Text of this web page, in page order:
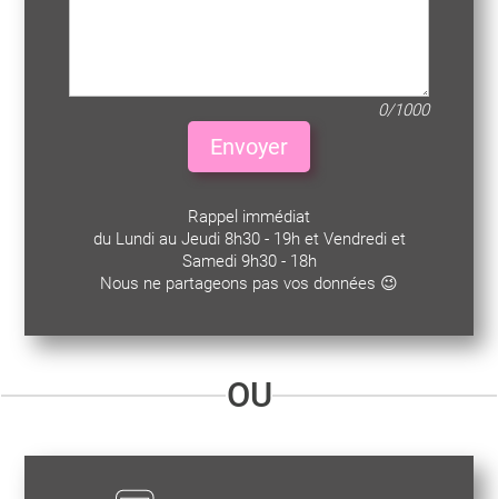
0/1000
Envoyer
Rappel immédiat
du Lundi au Jeudi 8h30 - 19h et Vendredi et
Samedi 9h30 - 18h
Nous ne partageons pas vos données 😉
OU